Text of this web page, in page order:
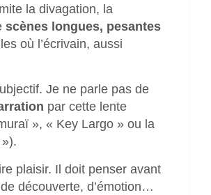
la divagation, la
scènes longues, pesantes
où l’écrivain, aussi
Je ne parle pas de
par cette lente
», « Key Largo » ou la
plaisir. Il doit penser avant
découverte, d’émotion…